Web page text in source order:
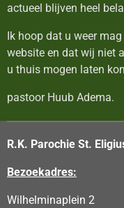
actueel blijven heel
Ik hoop dat u weer
website en dat wij niet
u thuis mogen laten
pastoor Huub Adema.
R.K. Parochie St.
Bezoekadres:
Wilhelminaplein 2